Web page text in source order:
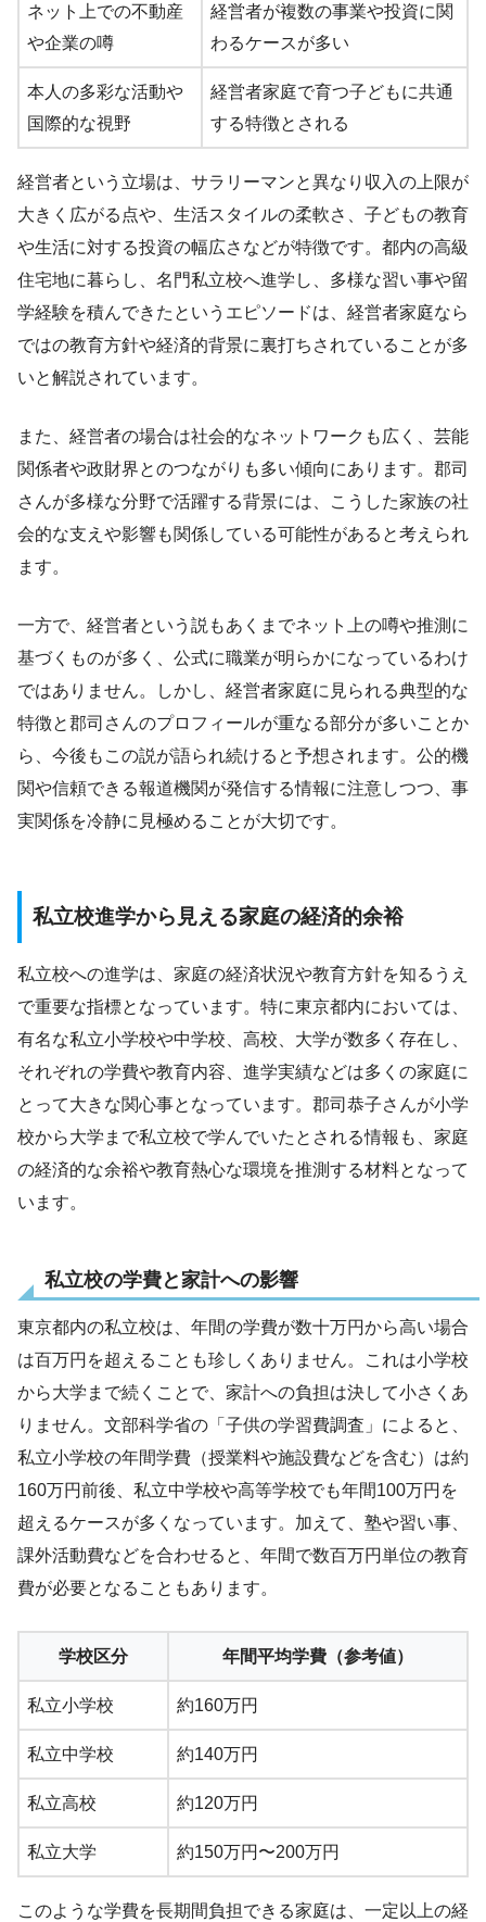
ネット上での不動産
や企業の噂
経営者が複数の事業や投資に関
わるケースが多い
本人の多彩な活動や
国際的な視野
経営者家庭で育つ子どもに共通
する特徴とされる
経営者という立場は、サラリーマンと異なり収入の上限が
大きく広がる点や、生活スタイルの柔軟さ、子どもの教育
や生活に対する投資の幅広さなどが特徴です。都内の高級
住宅地に暮らし、名門私立校へ進学し、多様な習い事や留
学経験を積んできたというエピソードは、経営者家庭なら
ではの教育方針や経済的背景に裏打ちされていることが多
いと解説されています。
また、経営者の場合は社会的なネットワークも広く、芸能
関係者や政財界とのつながりも多い傾向にあります。郡司
さんが多様な分野で活躍する背景には、こうした家族の社
会的な支えや影響も関係している可能性があると考えられ
ます。
一方で、経営者という説もあくまでネット上の噂や推測に
基づくものが多く、公式に職業が明らかになっているわけ
ではありません。しかし、経営者家庭に見られる典型的な
特徴と郡司さんのプロフィールが重なる部分が多いことか
ら、今後もこの説が語られ続けると予想されます。公的機
関や信頼できる報道機関が発信する情報に注意しつつ、事
実関係を冷静に見極めることが大切です。
私立校進学から見える家庭の経済的余裕
私立校への進学は、家庭の経済状況や教育方針を知るうえ
で重要な指標となっています。特に東京都内においては、
有名な私立小学校や中学校、高校、大学が数多く存在し、
それぞれの学費や教育内容、進学実績などは多くの家庭に
とって大きな関心事となっています。郡司恭子さんが小学
校から大学まで私立校で学んでいたとされる情報も、家庭
の経済的な余裕や教育熱心な環境を推測する材料となって
います。
私立校の学費と家計への影響
東京都内の私立校は、年間の学費が数十万円から高い場合
は百万円を超えることも珍しくありません。これは小学校
から大学まで続くことで、家計への負担は決して小さくあ
りません。文部科学省の「子供の学習費調査」によると、
私立小学校の年間学費（授業料や施設費などを含む）は約
160万円前後、私立中学校や高等学校でも年間100万円を
超えるケースが多くなっています。加えて、塾や習い事、
課外活動費などを合わせると、年間で数百万円単位の教育
費が必要となることもあります。
学校区分 年間平均学費（参考値）
私立小学校 約160万円
私立中学校 約140万円
私立高校 約120万円
私立大学 約150万円〜200万円
このような学費を長期間負担できる家庭は、一定以上の経